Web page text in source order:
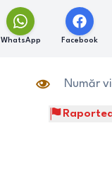
WhatsApp Facebook
Număr